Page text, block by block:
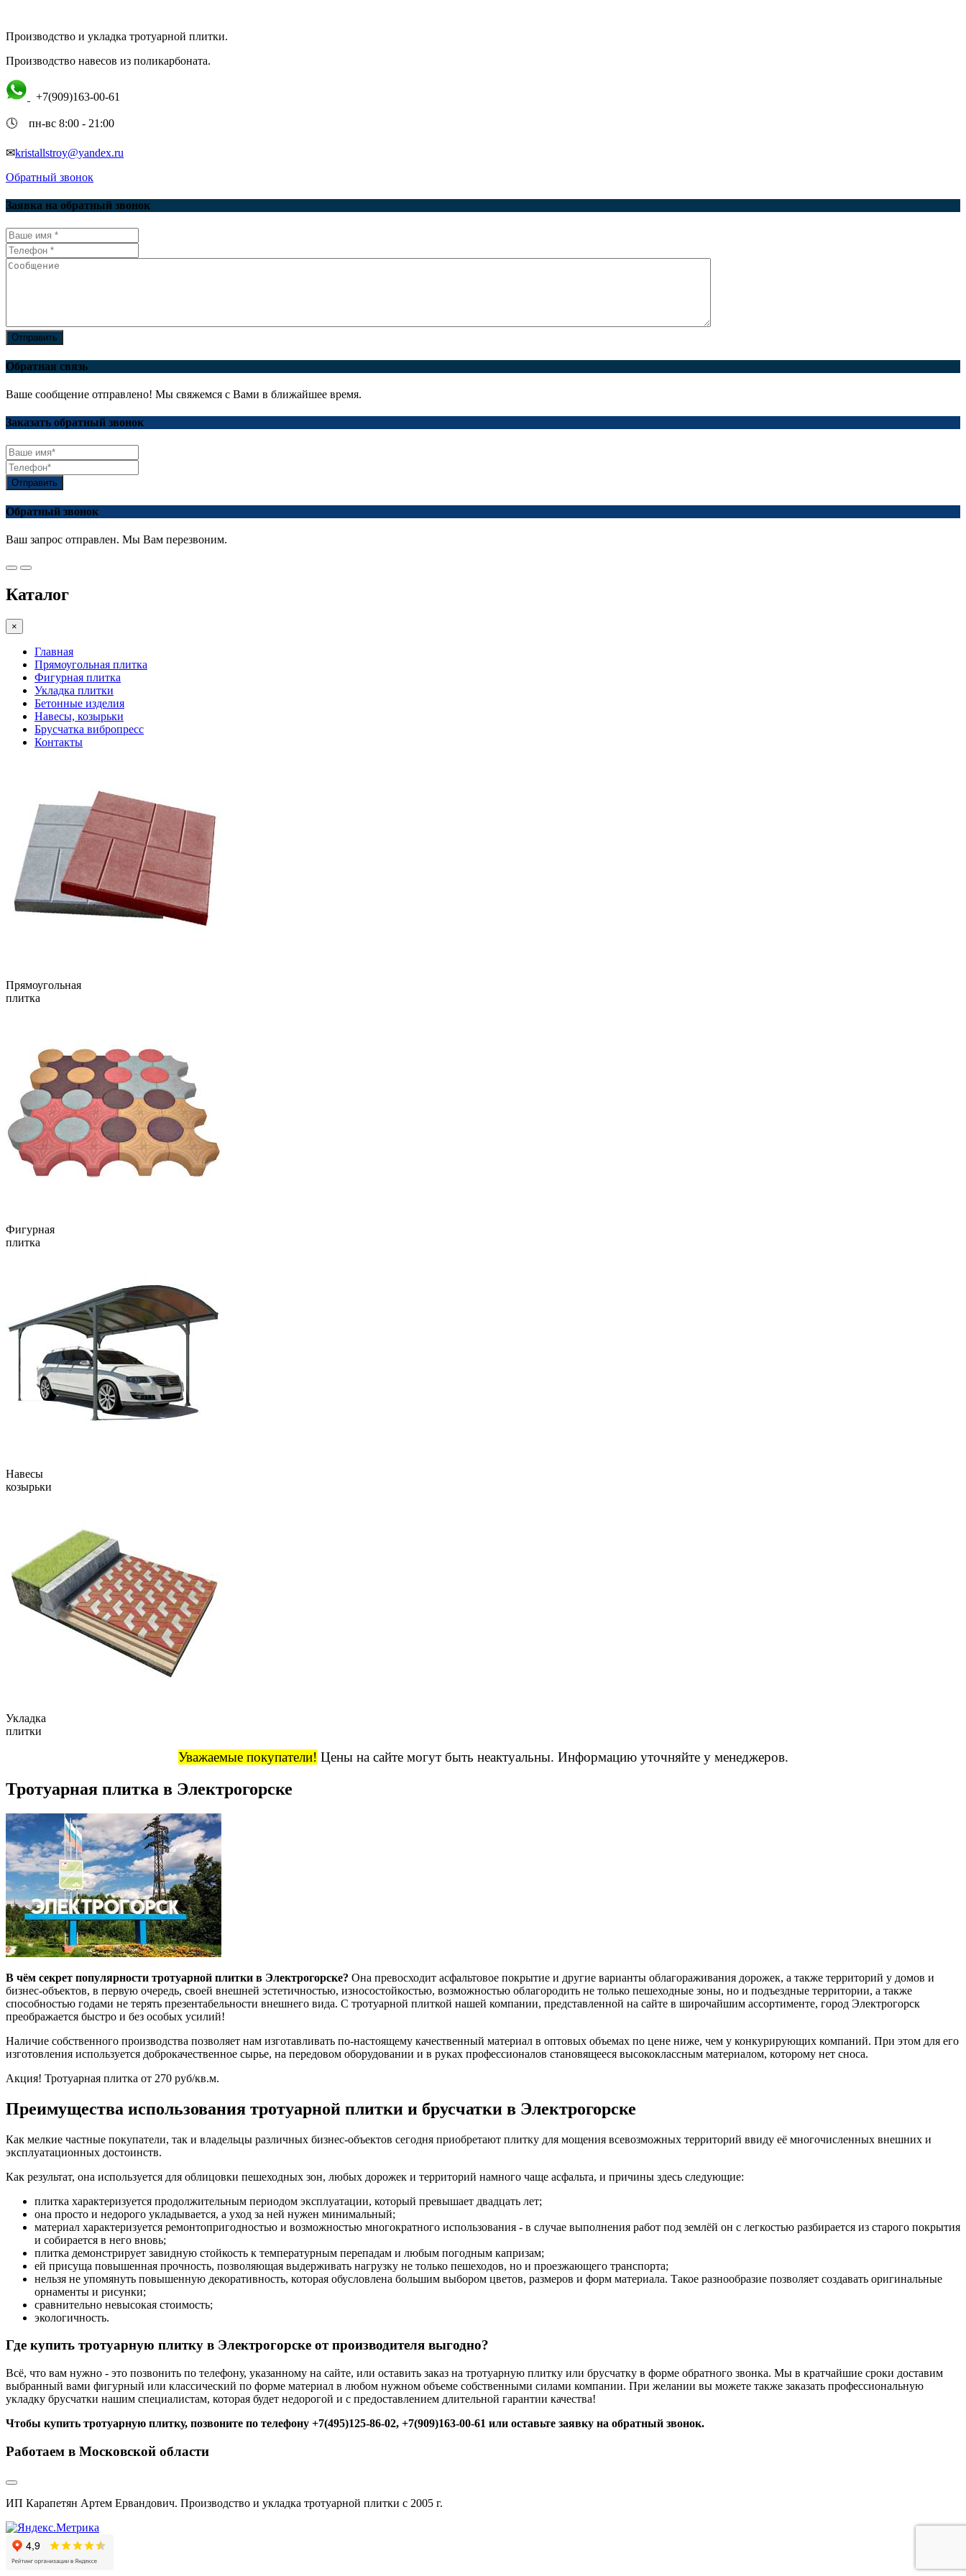
Производство и укладка тротуарной плитки.
Производство навесов из поликарбоната.
+7(909)163-00-61
🕓 пн-вс 8:00 - 21:00
✉kristallstroy@yandex.ru
Обратный звонок
Заявка на обратный звонок
Отправить
Обратная связь
Ваше сообщение отправлено! Мы свяжемся с Вами в ближайшее время.
Заказать обратный звонок
Отправить
Обратный звонок
Ваш запрос отправлен. Мы Вам перезвоним.
Каталог
×
Главная
Прямоугольная плитка
Фигурная плитка
Укладка плитки
Бетонные изделия
Навесы, козырьки
Брусчатка вибропресс
Контакты
Прямоугольная
плитка
Фигурная
плитка
Навесы
козырьки
Укладка
плитки
Уважаемые покупатели! Цены на сайте могут быть неактуальны. Информацию уточняйте у менеджеров.
Тротуарная плитка в Электрогорске
В чём секрет популярности тротуарной плитки в Электрогорске? Она превосходит асфальтовое покрытие и другие варианты облагораживания дорожек, а также территорий у домов и
бизнес-объектов, в первую очередь, своей внешней эстетичностью, износостойкостью, возможностью облагородить не только пешеходные зоны, но и подъездные территории, а также
способностью годами не терять презентабельности внешнего вида. С тротуарной плиткой нашей компании, представленной на сайте в широчайшим ассортименте, город Электрогорск
преображается быстро и без особых усилий!
Наличие собственного производства позволяет нам изготавливать по-настоящему качественный материал в оптовых объемах по цене ниже, чем у конкурирующих компаний. При этом для его
изготовления используется доброкачественное сырье, на передовом оборудовании и в руках профессионалов становящееся высококлассным материалом, которому нет сноса.
Акция! Тротуарная плитка от 270 руб/кв.м.
Преимущества использования тротуарной плитки и брусчатки в Электрогорске
Как мелкие частные покупатели, так и владельцы различных бизнес-объектов сегодня приобретают плитку для мощения всевозможных территорий ввиду её многочисленных внешних и
эксплуатационных достоинств.
Как результат, она используется для облицовки пешеходных зон, любых дорожек и территорий намного чаще асфальта, и причины здесь следующие:
плитка характеризуется продолжительным периодом эксплуатации, который превышает двадцать лет;
она просто и недорого укладывается, а уход за ней нужен минимальный;
материал характеризуется ремонтопригодностью и возможностью многократного использования - в случае выполнения работ под землёй он с легкостью разбирается из старого покрытия
и собирается в него вновь;
плитка демонстрирует завидную стойкость к температурным перепадам и любым погодным капризам;
ей присуща повышенная прочность, позволяющая выдерживать нагрузку не только пешеходов, но и проезжающего транспорта;
нельзя не упомянуть повышенную декоративность, которая обусловлена большим выбором цветов, размеров и форм материала. Такое разнообразие позволяет создавать оригинальные
орнаменты и рисунки;
сравнительно невысокая стоимость;
экологичность.
Где купить тротуарную плитку в Электрогорске от производителя выгодно?
Всё, что вам нужно - это позвонить по телефону, указанному на сайте, или оставить заказ на тротуарную плитку или брусчатку в форме обратного звонка. Мы в кратчайшие сроки доставим
выбранный вами фигурный или классический по форме материал в любом нужном объеме собственными силами компании. При желании вы можете также заказать профессиональную
укладку брусчатки нашим специалистам, которая будет недорогой и с предоставлением длительной гарантии качества!
Чтобы купить тротуарную плитку, позвоните по телефону +7(495)125-86-02, +7(909)163-00-61 или оставьте заявку на обратный звонок.
Работаем в Московской области
ИП Карапетян Артем Ервандович. Производство и укладка тротуарной плитки с 2005 г.